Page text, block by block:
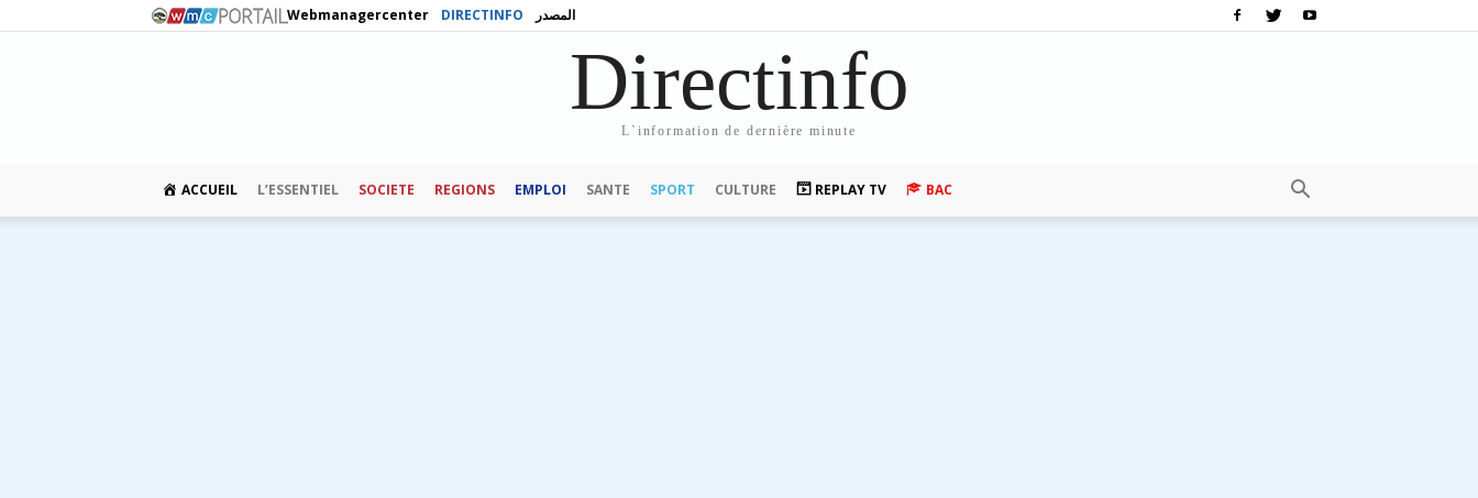
Webmanagercenter DIRECTINFO المصدر
Directinfo
L`information de dernière minute
ACCUEIL L’ESSENTIEL SOCIETE REGIONS EMPLOI SANTE SPORT CULTURE REPLAY TV BAC